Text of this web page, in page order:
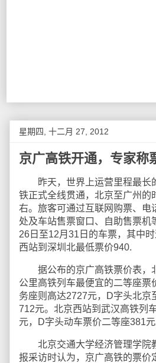
星期四, 十二月 27, 2012
京广高铁开通，专家称
昨天，世界上运营里程最长
铁正式全线贯通，北京至广州的
右。旅客可通过互联网购票、电
处及车站售票窗口、自助售票机
26日至12月31日的车票，其中
西站到深圳北最低票价940.
据公布的京广高铁票价表，
公里高铁列车最便宜的二等座票
务座则高达2727元，D字头北京
712元。北京西站到武汉高铁列
元，D字头动车票价二等座381元
北京交通大学经济管理学院
报采访时认为，京广高铁的票价